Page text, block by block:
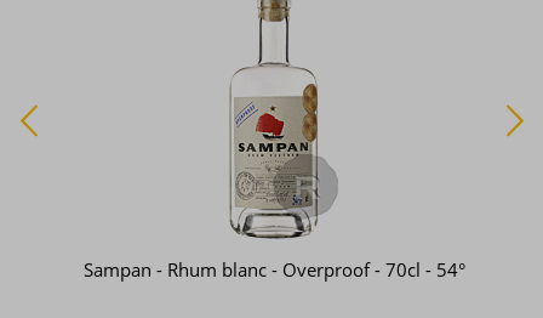
Sampan - Rhum blanc - Overproof - 70cl - 54°